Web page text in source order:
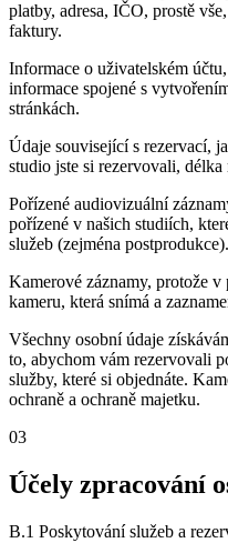
platby, adresa, IČO, prostě
faktury.
Informace o uživatelském
informace spojené s
stránkách.
Údaje související s rezervací,
studio jste si rezervovali,
Pořízené audiovizuální
pořízené v našich studiích,
služeb (zejména postprodukce).
Kamerové záznamy, protože v
kameru, která snímá a
Všechny osobní údaje
to, abychom vám rezervovali
služby, které si objednáte.
ochraně a ochraně majetku.
03
Účely zpracování
B.1 Poskytování služeb a